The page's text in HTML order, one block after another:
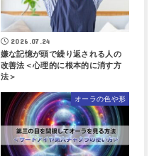
2026.07.24
嫌な記憶が頭で繰り返される人の
改善法＜心理的に根本的に消す方
法＞
オーラの色や形